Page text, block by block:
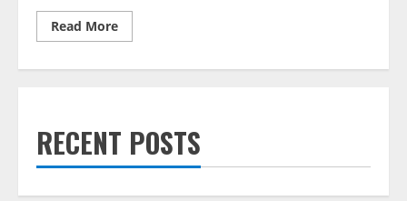
Read MoreRead
more
RECENT POSTS